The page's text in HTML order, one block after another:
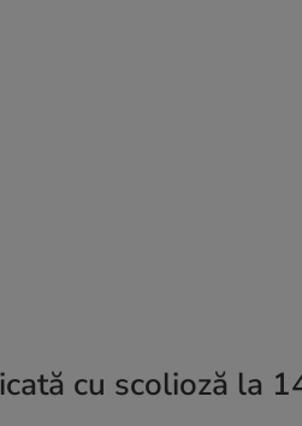
cu scolioză la